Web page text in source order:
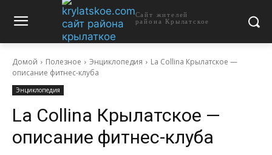
Сайт жителей
района Крылатское
Домой Полезное Энциклопедия
La Collina Крылатское —
описание фитнес-клуба
Энциклопедия
La Collina Крылатское —
описание фитнес-клуба